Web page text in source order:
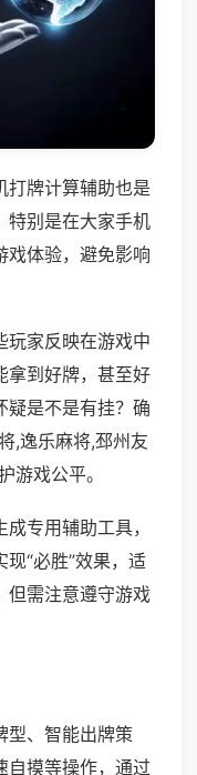
打牌计算辅助也是
特别是在大家手机
戏体验，避免影响
玩家反映在游戏中
拿到好牌，甚至好
疑是不是有挂？确
,逸乐麻将,邳州友
游戏公平。
专用辅助工具，
“必胜”效果，适
但需注意遵守游戏
型、智能出牌策
自摸等操作，通过